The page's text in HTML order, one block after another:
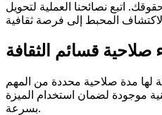
اتبع نصائحنا العملية لتحويل
صلاحية قسائم الثقافة
لها مدة صلاحية محددة من المهم
موجودة لضمان استخدام الميزة
بسرعة.